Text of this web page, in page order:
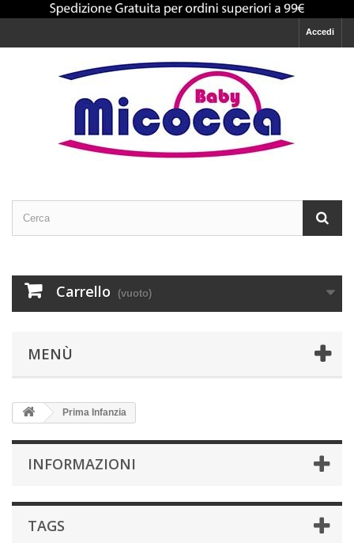
Accedi
Carrello (vuoto)
MENÙ
Prima Infanzia
INFORMAZIONI
TAGS